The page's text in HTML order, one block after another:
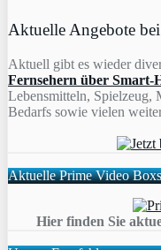
Aktuelle Angebote
Aktuell gibt es wieder
Fernsehern über Smart-
Lebensmitteln, Spielzeug,
Bedarfs sowie vielen
Aktuelle Prime Video
Hier finden Sie